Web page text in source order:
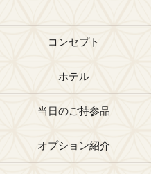
コンセプト
ホテル
当日のご持参品
オプション紹介